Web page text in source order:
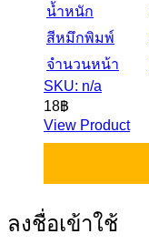
น้ำหนัก
สีหมึกพิมพ์
จำนวนหน้า
SKU: n/a
18฿
View Product
ลงชื่อเข้าใช้